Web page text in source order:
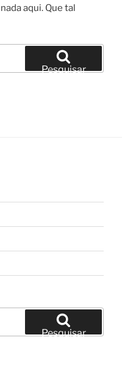
aqui. Que tal
Pesquisar
Pesquisar